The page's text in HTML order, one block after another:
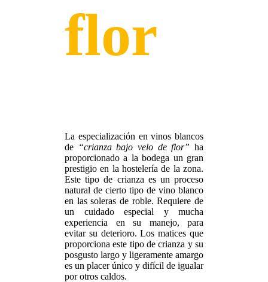
flor
La especialización en vinos blancos
de “crianza bajo velo de flor” ha
proporcionado a la bodega un gran
prestigio en la hostelería de la zona.
Este tipo de crianza es un proceso
natural de cierto tipo de vino blanco
en las soleras de roble. Requiere de
un cuidado especial y mucha
experiencia en su manejo, para
evitar su deterioro. Los matices que
proporciona este tipo de crianza y su
posgusto largo y ligeramente amargo
es un placer único y difícil de igualar
por otros caldos.